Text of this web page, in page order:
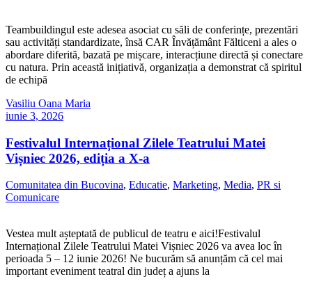
Teambuildingul este adesea asociat cu săli de conferințe, prezentări
sau activități standardizate, însă CAR Învățământ Fălticeni a ales o
abordare diferită, bazată pe mișcare, interacțiune directă și conectare
cu natura. Prin această inițiativă, organizația a demonstrat că spiritul
de echipă
Vasiliu Oana Maria
iunie 3, 2026
Festivalul Internațional Zilele Teatrului Matei
Vișniec 2026, ediția a X-a
Comunitatea din Bucovina, Educatie, Marketing, Media, PR si
Comunicare
Vestea mult așteptată de publicul de teatru e aici!Festivalul
Internațional Zilele Teatrului Matei Vișniec 2026 va avea loc în
perioada 5 – 12 iunie 2026! Ne bucurăm să anunțăm că cel mai
important eveniment teatral din județ a ajuns la